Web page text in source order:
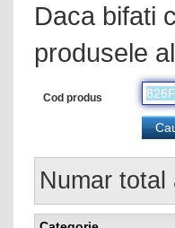
Daca bifati
produsele
Cod produs
Numar total